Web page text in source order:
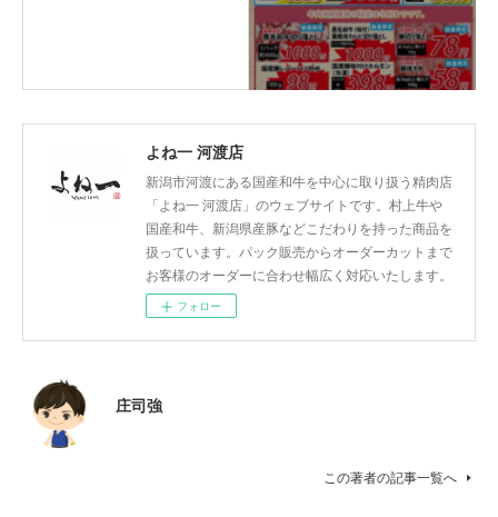
よね一 河渡店
新潟市河渡にある国産和牛を中心に取り扱う精肉店
「よね一 河渡店」のウェブサイトです。村上牛や
国産和牛、新潟県産豚などこだわりを持った商品を
扱っています。パック販売からオーダーカットまで
お客様のオーダーに合わせ幅広く対応いたします。
フォロー
庄司強
この著者の記事一覧へ